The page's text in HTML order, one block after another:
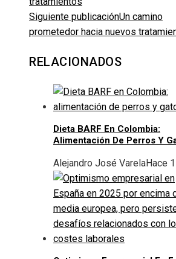
Siguiente publicaciónUn camino
prometedor hacia nuevos
RELACIONADOS
Dieta BARF En Colombia:
Alimentación De Perros Y
Alejandro José VarelaHace